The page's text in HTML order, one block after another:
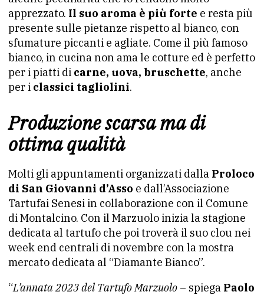
apprezzato. Il suo aroma è più forte e resta più
presente sulle pietanze rispetto al bianco, con
sfumature piccanti e agliate. Come il più famoso
bianco, in cucina non ama le cotture ed è perfetto
per i piatti di carne, uova, bruschette, anche
per i classici tagliolini.
Produzione scarsa ma di
ottima qualità
Molti gli appuntamenti organizzati dalla Proloco
di San Giovanni d’Asso e dall’Associazione
Tartufai Senesi in collaborazione con il Comune
di Montalcino. Con il Marzuolo inizia la stagione
dedicata al tartufo che poi troverà il suo clou nei
week end centrali di novembre con la mostra
mercato dedicata al “Diamante Bianco”.
“L’annata 2023 del Tartufo Marzuolo – spiega Paolo